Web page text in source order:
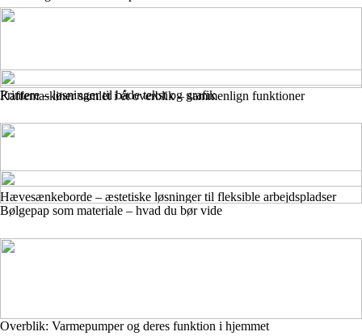
Kaffemaskiner samlet i ét overblik – sammenlign funktioner
Hævesænkeborde – æstetiske løsninger til fleksible arbejdspladser
Printere – løsninger til både tekst og grafik
Bølgepap som materiale – hvad du bør vide
Overblik: Varmepumper og deres funktion i hjemmet